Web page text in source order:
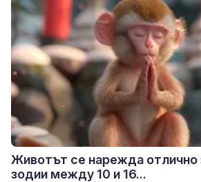
Животът се нарежда отлично
зодии между 10 и 16...